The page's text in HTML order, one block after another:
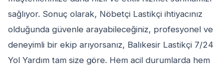
sağlıyor. Sonuç olarak, Nöbetçi Lastikçi ihtiyacınız
olduğunda güvenle arayabileceğiniz, profesyonel ve
deneyimli bir ekip arıyorsanız, Balıkesir Lastikçi 7/24
Yol Yardım tam size göre. Hem acil durumlarda hem